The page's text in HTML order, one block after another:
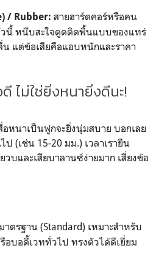
/ Rubber: สายฮาร์ดคอร์หรือคน
วนี้ หนึบสะใจดูดติดพื้นแบบของแทร่
น แต่ข้อเสียคือแอบหนักและราคา
ไม่ใช่ยิ่งหนายิ่งดีนะ!
อหนาเป็นฟูกจะยิ่งนุ่มสบาย บอกเลย
(เช่น 15-20 มม.) เวลาเรายืน
วบและเสียบาลานซ์ง่ายมาก เสี่ยงข้อ
ตรฐาน (Standard) เหมาะสำหรับ
อบอดี้เวททั่วไป ทรงตัวได้ดีเยี่ยม